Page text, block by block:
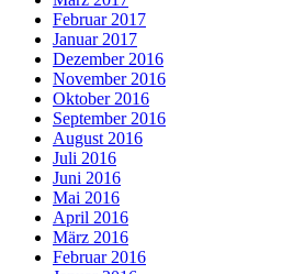
Februar 2017
Januar 2017
Dezember 2016
November 2016
Oktober 2016
September 2016
August 2016
Juli 2016
Juni 2016
Mai 2016
April 2016
März 2016
Februar 2016